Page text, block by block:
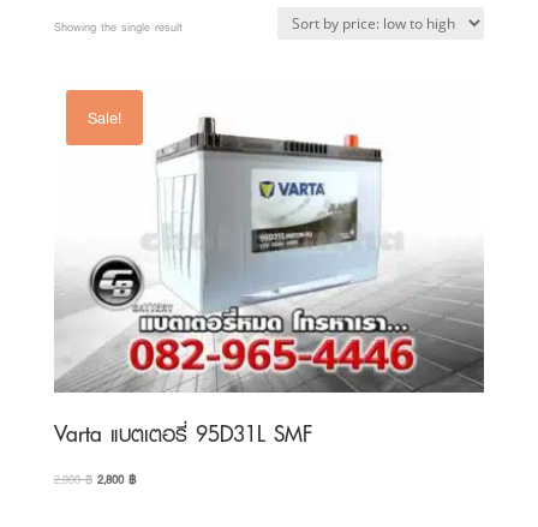
Showing the single result
Sale!
Varta แบตเตอรี่ 95D31L SMF
2,900฿ Original
2,800฿Current